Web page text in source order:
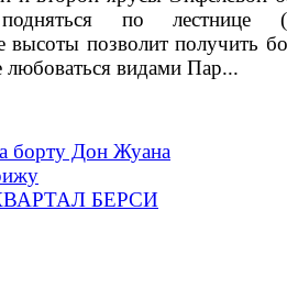
по лестнице
высоты позволит получить
любоваться видами Пар...
борту Дон Жуана
БЕРСИ